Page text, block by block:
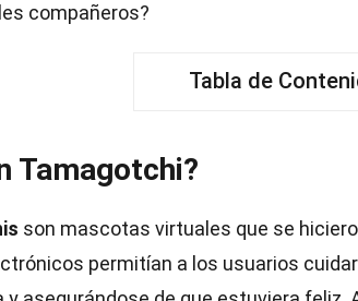
compañeros?
Tabla de
Tamagotchi?
son mascotas virtuales que se
permitían a los usuarios